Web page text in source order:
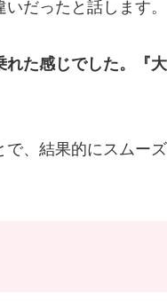
だったと話します。
れた感じでした。『
、結果的にスムー